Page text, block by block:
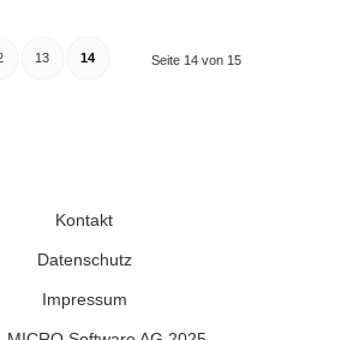
Seite 14 von 15
13 14
Kontakt
Datenschutz
Impressum